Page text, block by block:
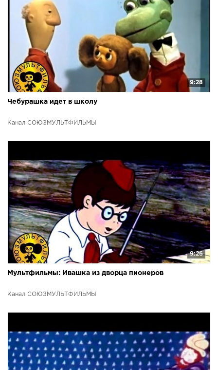
9:28
Чебурашка идет в школу
Канал СОЮЗМУЛЬТФИЛЬМЫ
9:26
Мультфильмы: Ивашка из дворца пионеров
Канал СОЮЗМУЛЬТФИЛЬМЫ